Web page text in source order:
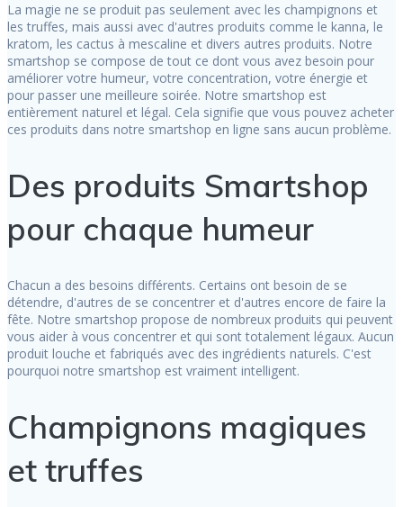
La magie ne se produit pas seulement avec les champignons et
les truffes, mais aussi avec d'autres produits comme le kanna, le
kratom, les cactus à mescaline et divers autres produits. Notre
smartshop se compose de tout ce dont vous avez besoin pour
améliorer votre humeur, votre concentration, votre énergie et
pour passer une meilleure soirée. Notre smartshop est
entièrement naturel et légal. Cela signifie que vous pouvez acheter
ces produits dans notre smartshop en ligne sans aucun problème.
Des produits Smartshop
pour chaque humeur
Chacun a des besoins différents. Certains ont besoin de se
détendre, d'autres de se concentrer et d'autres encore de faire la
fête. Notre smartshop propose de nombreux produits qui peuvent
vous aider à vous concentrer et qui sont totalement légaux. Aucun
produit louche et fabriqués avec des ingrédients naturels. C'est
pourquoi notre smartshop est vraiment intelligent.
Champignons magiques
et truffes